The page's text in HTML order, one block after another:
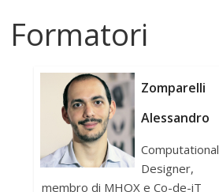
Formatori
Zomparelli
Alessandro
Computational
Designer,
membro di MHOX e Co-de-iT